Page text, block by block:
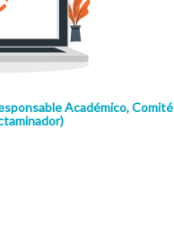
Académico, Comité